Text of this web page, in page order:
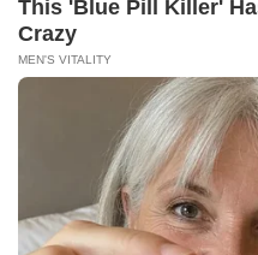
Илья варил яйца.
окном шумел город
голоса во дворе,
— Я думал всю
оборачиваясь.